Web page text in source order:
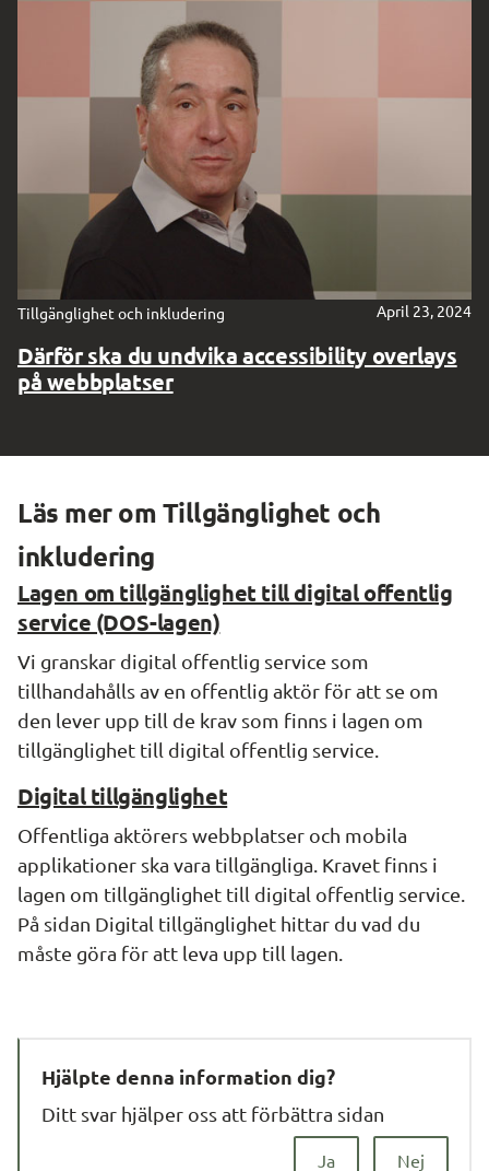
Tillgänglighet och inkludering April 23, 2024
Därför ska du undvika accessibility overlays
på webbplatser
Läs mer om Tillgänglighet och
inkludering
Lagen om tillgänglighet till digital offentlig
service (DOS-lagen)
Vi granskar digital offentlig service som
tillhandahålls av en offentlig aktör för att se om
den lever upp till de krav som finns i lagen om
tillgänglighet till digital offentlig service.
Digital tillgänglighet
Offentliga aktörers webbplatser och mobila
applikationer ska vara tillgängliga. Kravet finns i
lagen om tillgänglighet till digital offentlig service.
På sidan Digital tillgänglighet hittar du vad du
måste göra för att leva upp till lagen.
Hjälpte denna information dig?
Nej
Ja
Ditt svar hjälper oss att förbättra sidan